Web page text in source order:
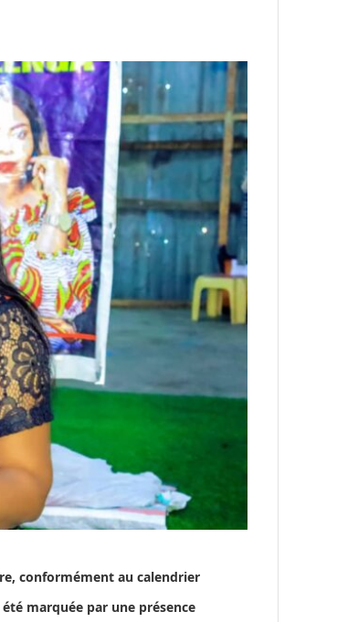
conformément au calendrier
marquée par une présence